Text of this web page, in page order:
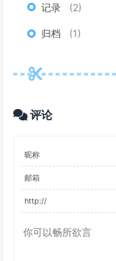
记录 2
归档 1
评论